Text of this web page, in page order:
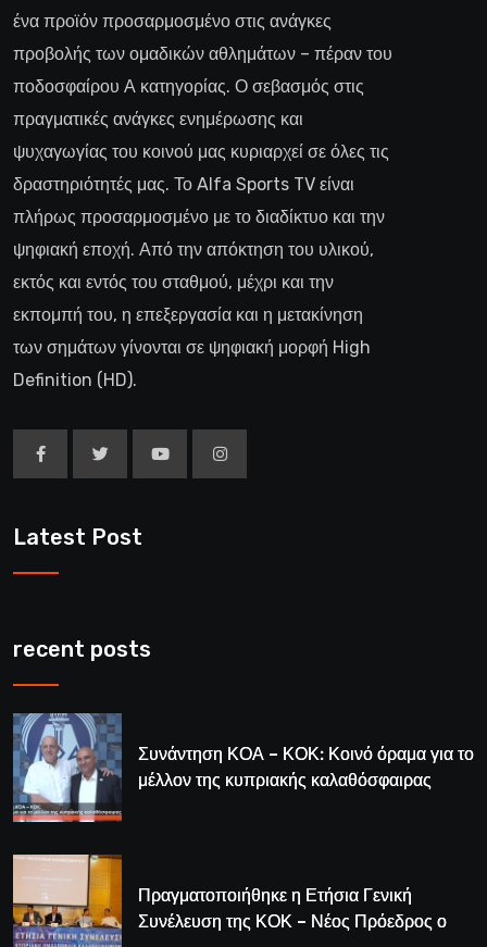
ένα προϊόν προσαρμοσμένο στις ανάγκες
προβολής των ομαδικών αθλημάτων – πέραν του
ποδοσφαίρου Α κατηγορίας. Ο σεβασμός στις
πραγματικές ανάγκες ενημέρωσης και
ψυχαγωγίας του κοινού μας κυριαρχεί σε όλες τις
δραστηριότητές μας. Το Alfa Sports TV είναι
πλήρως προσαρμοσμένο με το διαδίκτυο και την
ψηφιακή εποχή. Από την απόκτηση του υλικού,
εκτός και εντός του σταθμού, μέχρι και την
εκπομπή του, η επεξεργασία και η μετακίνηση
των σημάτων γίνονται σε ψηφιακή μορφή High
Definition (HD).
Latest Post
recent posts
Συνάντηση ΚΟΑ – ΚΟΚ: Κοινό όραμα για το
μέλλον της κυπριακής καλαθόσφαιρας
Πραγματοποιήθηκε η Ετήσια Γενική
Συνέλευση της ΚΟΚ – Νέος Πρόεδρος ο